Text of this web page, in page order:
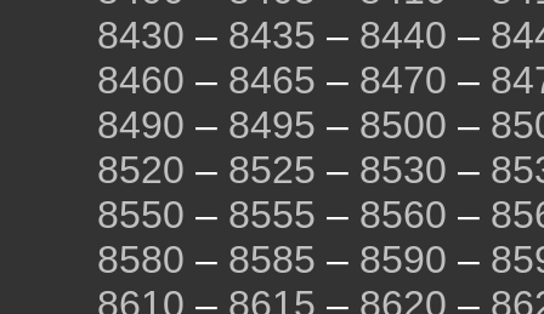
8430 – 8435 – 8440 –
8460 – 8465 – 8470 –
8490 – 8495 – 8500 –
8520 – 8525 – 8530 –
8550 – 8555 – 8560 –
8580 – 8585 – 8590 –
8610 – 8615 – 8620 –